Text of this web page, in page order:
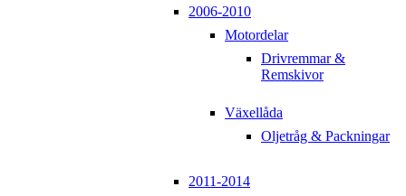
2006-2010
Motordelar
Drivremmar &
Remskivor
Växellåda
Oljetråg & Packningar
2011-2014